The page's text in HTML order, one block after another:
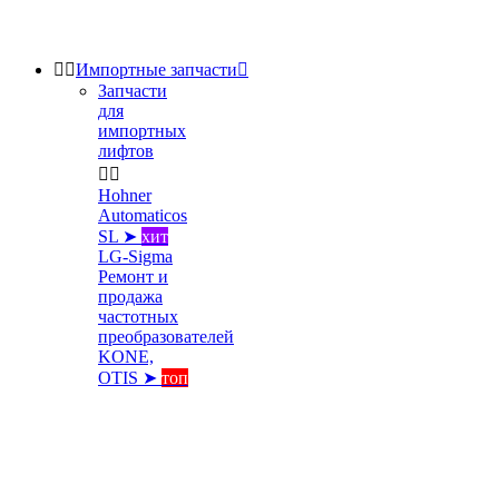
 Импортные запчасти
Запчасти
для
импортных
лифтов
 
Hohner
Automaticos
SL ➤ хит
LG-Sigma
Ремонт и
продажа
частотных
преобразователей
KONE,
OTIS ➤ топ